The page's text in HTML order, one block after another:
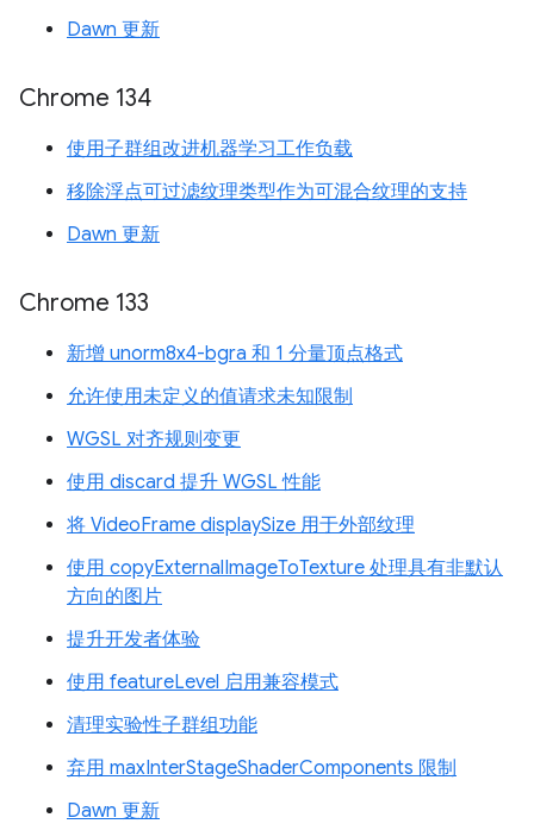
Dawn 更新
Chrome 134
使用子群组改进机器学习工作负载
移除浮点可过滤纹理类型作为可混合纹理的支持
Dawn 更新
Chrome 133
新增 unorm8x4-bgra 和 1 分量顶点格式
允许使用未定义的值请求未知限制
WGSL 对齐规则变更
使用 discard 提升 WGSL 性能
将 VideoFrame displaySize 用于外部纹理
使用 copyExternalImageToTexture 处理具有非默认
方向的图片
提升开发者体验
使用 featureLevel 启用兼容模式
清理实验性子群组功能
弃用 maxInterStageShaderComponents 限制
Dawn 更新